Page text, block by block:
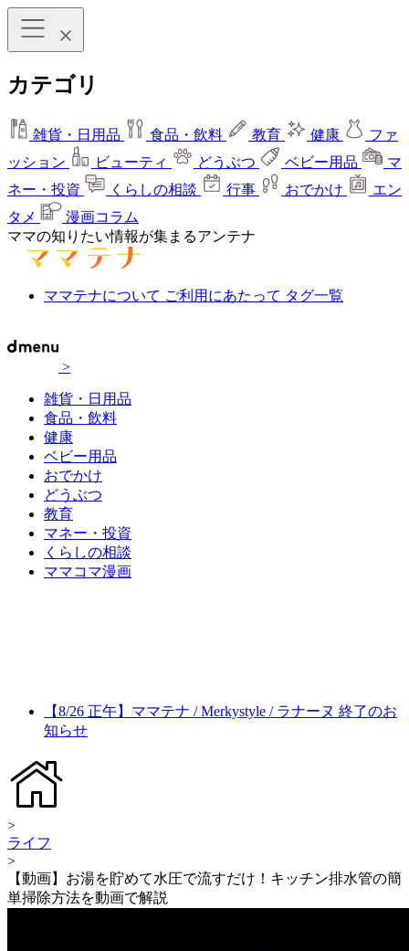
カテゴリ
雑貨・日用品 食品・飲料 教育 健康
ファ
ッション
ビューティ どうぶつ ベビー用品
マ
ネー・投資
くらしの相談 行事 おでかけ
エン
タメ
漫画コラム
ママの知りたい情報が集まるアンテナ
ママテナについて ご利用にあたって タグ一覧
>
雑貨・日用品
食品・飲料
健康
ベビー用品
おでかけ
どうぶつ
教育
マネー・投資
くらしの相談
ママコマ漫画
【8/26 正午】ママテナ / Merkystyle / ラナーヌ 終了のお
知らせ
>
ライフ
>
【動画】お湯を貯めて水圧で流すだけ！キッチン排水管の簡
単掃除方法を動画で解説